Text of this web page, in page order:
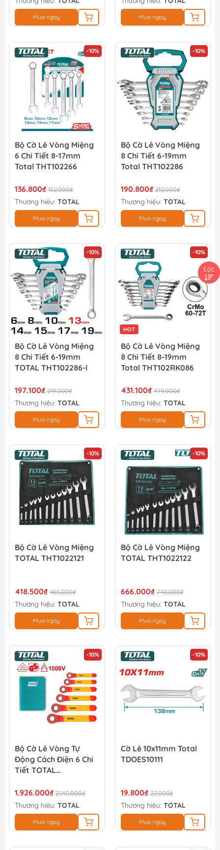
Mua ngay Mua ngay
-10%
Bộ Cờ Lê Vòng Miệng
6 Chi Tiết 8-17mm
Total THT102266
136.800₫ 152.000₫
Thương hiệu: TOTAL
Mua ngay
-10%
Bộ Cờ Lê Vòng Miệng
8 Chi Tiết 6-19mm
Total THT102286
190.800₫ 212.000₫
Thương hiệu: TOTAL
Mua ngay
-10%
Bộ Cờ Lê Vòng Miệng
8 Chi Tiết 6-19mm
TOTAL THT102286-I
197.100₫ 219.000₫
Thương hiệu: TOTAL
Mua ngay
-10%
HOT
Bộ Cờ Lê Vòng Miệng
8 Chi Tiết 8-19mm
Total THT102RK086
431.100₫ 479.000₫
Thương hiệu: TOTAL
Mua ngay
-10%
Bộ Cờ Lê Vòng Miệng
TOTAL THT1022121
418.500₫ 465.000₫
Thương hiệu: TOTAL
Mua ngay
-10%
Bộ Cờ Lê Vòng Miệng
TOTAL THT1022122
666.000₫ 740.000₫
Thương hiệu: TOTAL
Mua ngay
-10%
Bộ Cờ Lê Vòng Tự
Động Cách Điện 6 Chi
Tiết TOTAL
1.926.000₫ 2.140.000₫
Thương hiệu: TOTAL
Mua ngay
-10%
Cờ Lê 10x11mm Total
TDOES10111
19.800₫ 22.000₫
Thương hiệu: TOTAL
Mua ngay